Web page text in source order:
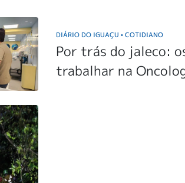
DIÁRIO DO IGUAÇU• COTIDIANO
Por trás do jaleco:
trabalhar na